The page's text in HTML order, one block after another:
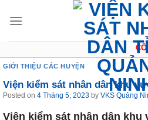
GIỚI THIỆU CÁC HUYỆN
Viện kiểm sát nhân dân khu
Posted on 4 Tháng 5, 2023 by VKS Quảng
Viện kiểm sát nhân dân khu